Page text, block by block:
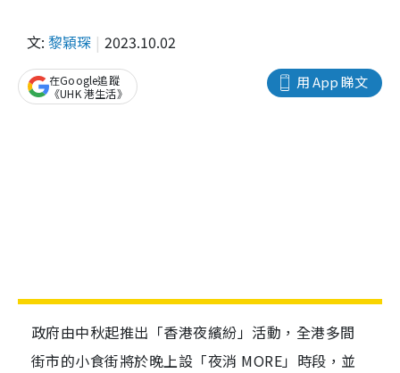
文: 黎穎琛 2023.10.02
用 App 睇文
在Google追蹤
《UHK 港生活》
政府由中秋起推出「香港夜繽紛」活動，全港多間
街市的小食街將於晚上設「夜消 MORE」時段，並